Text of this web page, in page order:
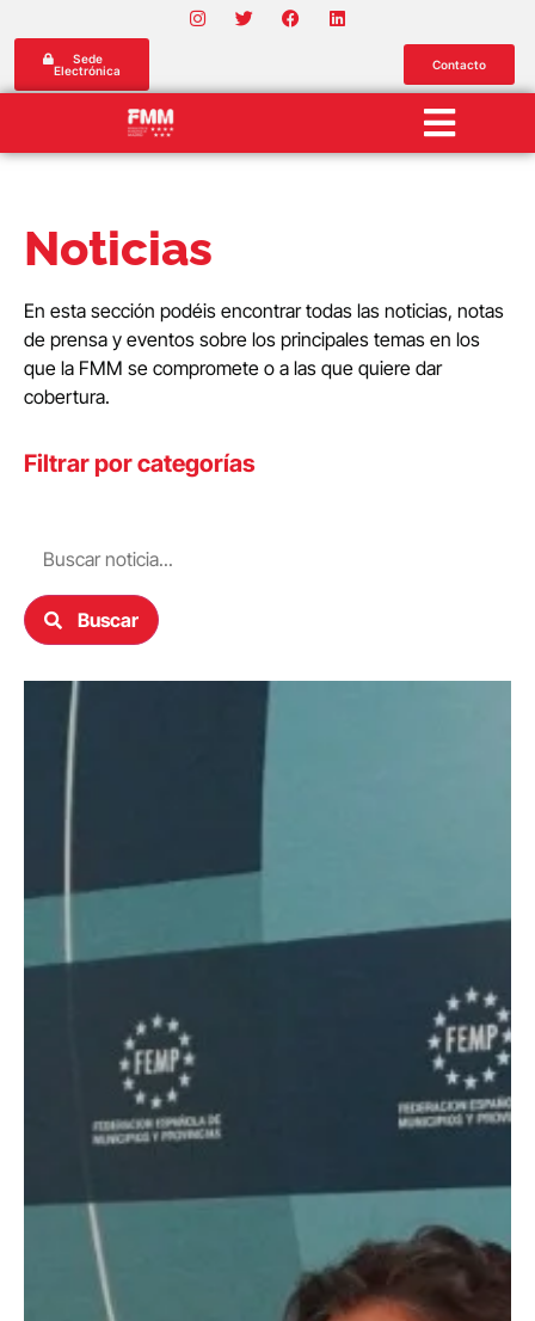
Sede
Electrónica
Contacto
Noticias
En esta sección podéis encontrar todas las noticias, notas
de prensa y eventos sobre los principales temas en los
que la FMM se compromete o a las que quiere dar
cobertura.
Filtrar por categorías
Buscar